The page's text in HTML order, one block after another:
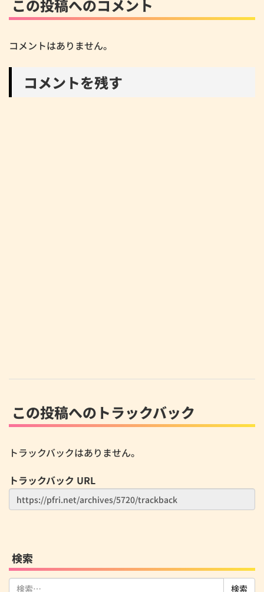
この投稿へのコメント
コメントはありません。
コメントを残す
この投稿へのトラックバック
トラックバックはありません。
トラックバック URL
検索
検